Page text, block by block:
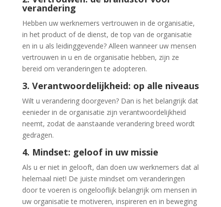
verandering
Hebben uw werknemers vertrouwen in de organisatie,
in het product of de dienst, de top van de organisatie
en in u als leidinggevende? Alleen wanneer uw mensen
vertrouwen in u en de organisatie hebben, zijn ze
bereid om veranderingen te adopteren.
3. Verantwoordelijkheid: op alle niveaus
Wilt u verandering doorgeven? Dan is het belangrijk dat
eenieder in de organisatie zijn verantwoordelijkheid
neemt, zodat de aanstaande verandering breed wordt
gedragen.
4. Mindset: geloof in uw missie
Als u er niet in gelooft, dan doen uw werknemers dat al
helemaal niet! De juiste mindset om veranderingen
door te voeren is ongelooflijk belangrijk om mensen in
uw organisatie te motiveren, inspireren en in beweging